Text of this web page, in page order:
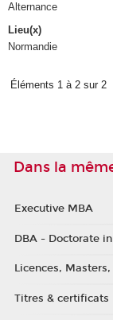
Alternance
Lieu(x)
Normandie
Éléments 1 à 2 sur 2
Dans la
Executive MBA
DBA - Doctorate
Licences,
Titres & certificats